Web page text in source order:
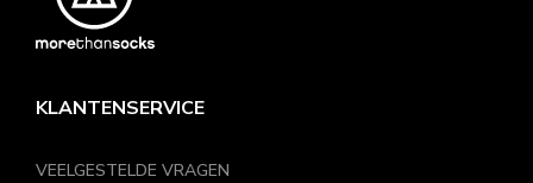
KLANTENSERVICE
VEELGESTELDE VRAGEN